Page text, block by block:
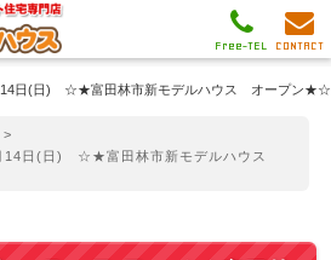
14日(日) ☆★富田林市新モデルハウス オープン★☆
>
14日(日) ☆★富田林市新モデルハウス
CONTACT
Free-TEL